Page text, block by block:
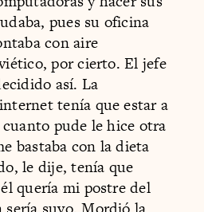
pues su oficina
con aire
por cierto. El jefe
así. La
tenía que estar a
pude le hice otra
bastaba con la dieta
le dije, tenía que
quería mi postre del